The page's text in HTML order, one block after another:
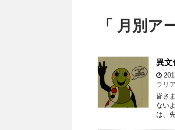
「 月別ア
異文
ラリ
皆さ
ない
は、